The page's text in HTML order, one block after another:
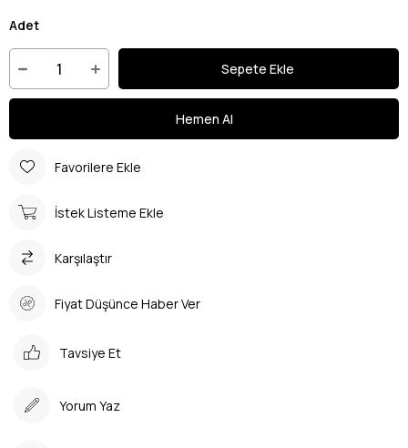
Adet
Favorilere Ekle
İstek Listeme Ekle
Karşılaştır
Fiyat Düşünce Haber Ver
Tavsiye Et
Yorum Yaz